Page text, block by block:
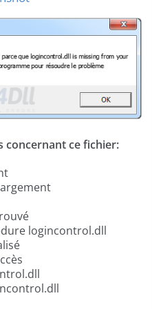
concernant ce fichier:
logincontrol.dll